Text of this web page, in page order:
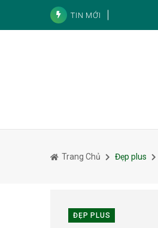
TIN MỚI
Noo
Trang Chủ Đẹp plus
ĐẸP PLUS